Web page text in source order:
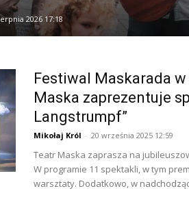
2026 17:18
Festiwal Maskarada
Maska zaprezentuje
Langstrumpf”
Mikołaj Król - 20 września 2025 12:59
Teatr Maska zaprasza na
W programie 11 spektakli, w tym
warsztaty. Dodatkowo, w